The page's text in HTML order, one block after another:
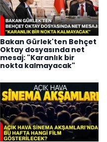
Bakan Gürlek'ten Behçet
Oktay dosyasında net
mesaj: "Karanlık bir
nokta kalmayacak"